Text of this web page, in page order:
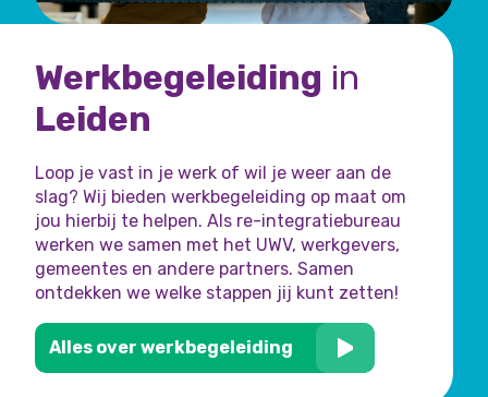
Werkbegeleiding in
Leiden
Loop je vast in je werk of wil je weer aan de
slag? Wij bieden werkbegeleiding op maat om
jou hierbij te helpen. Als re-integratiebureau
werken we samen met het UWV, werkgevers,
gemeentes en andere partners. Samen
ontdekken we welke stappen jij kunt zetten!
Alles over werkbegeleiding